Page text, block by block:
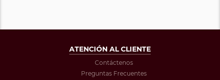
ATENCIÓN AL CLIENTE
Contáctenos
Preguntas Frecuentes